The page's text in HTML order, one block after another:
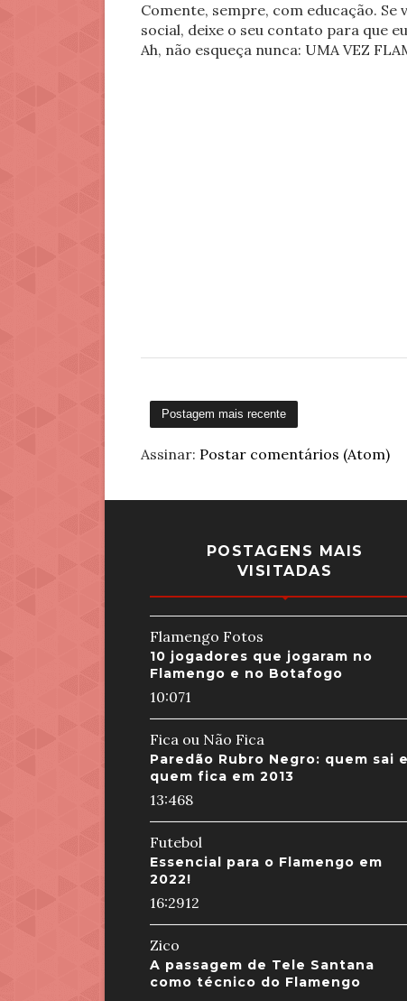
Comente, sempre, com educação.
social, deixe o seu contato para que
Ah, não esqueça nunca: UMA VEZ
Postagem mais recente
Assinar: Postar comentários (Atom)
POSTAGENS MAIS
VISITADAS
Flamengo Fotos
10 jogadores que jogaram no
Flamengo e no Botafogo
10:071
Fica ou Não Fica
Paredão Rubro Negro: quem sai e
quem fica em 2013
13:468
Futebol
Essencial para o Flamengo em
2022!
16:2912
Zico
A passagem de Tele Santana
como técnico do Flamengo